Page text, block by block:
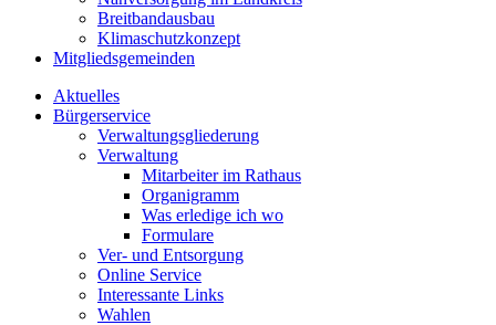
Breitbandausbau
Klimaschutzkonzept
Mitgliedsgemeinden
Aktuelles
Bürgerservice
Verwaltungsgliederung
Verwaltung
Mitarbeiter im Rathaus
Organigramm
Was erledige ich wo
Formulare
Ver- und Entsorgung
Online Service
Interessante Links
Wahlen